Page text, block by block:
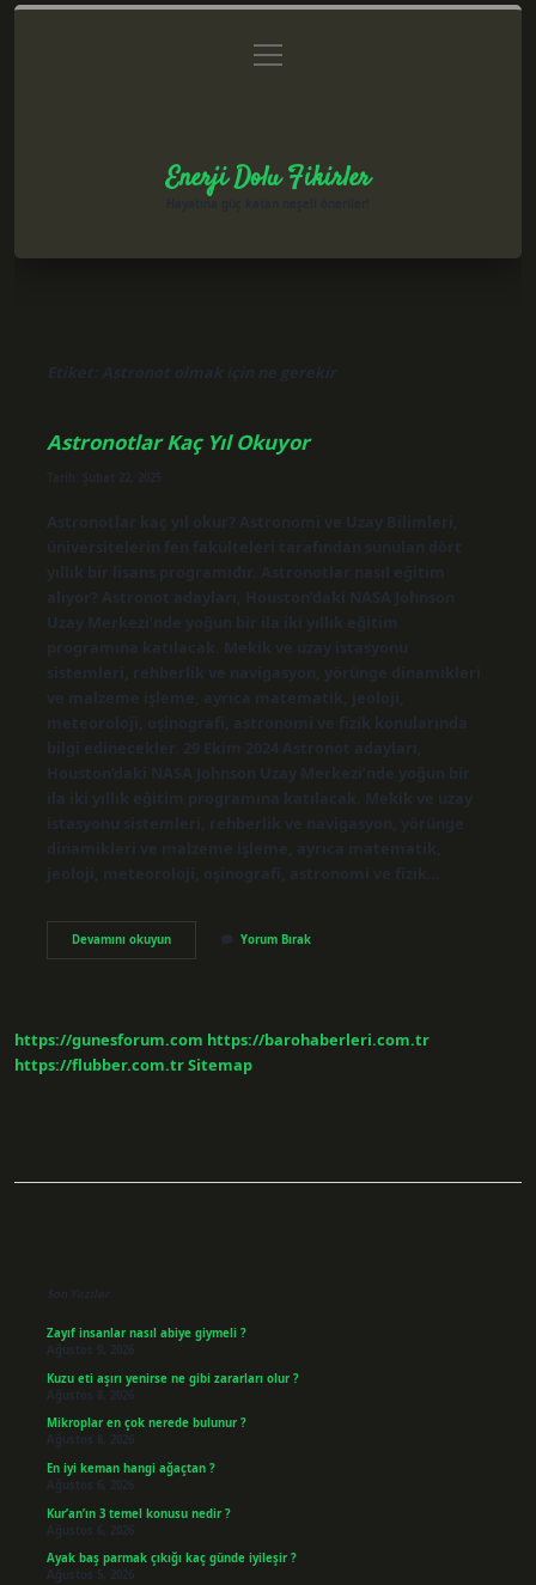
Gizlilik Politikası
menüyü
aç
Enerji Dolu Fikirler
Etiket: Astronot olmak için ne gerekir
Astronotlar Kaç Yıl Okuyor
Tarih: Şubat 22, 2025
Astronotlar kaç yıl okur? Astronomi ve Uzay Bilimleri,
üniversitelerin fen fakülteleri tarafından sunulan dört
yıllık bir lisans programıdır. Astronotlar nasıl eğitim
alıyor? Astronot adayları, Houston’daki NASA Johnson
Uzay Merkezi’nde yoğun bir ila iki yıllık eğitim
programına katılacak. Mekik ve uzay istasyonu
sistemleri, rehberlik ve navigasyon, yörünge dinamikleri
ve malzeme işleme, ayrıca matematik, jeoloji,
meteoroloji, oşinografi, astronomi ve fizik konularında
bilgi edinecekler. 29 Ekim 2024 Astronot adayları,
Houston’daki NASA Johnson Uzay Merkezi’nde yoğun bir
ila iki yıllık eğitim programına katılacak. Mekik ve uzay
istasyonu sistemleri, rehberlik ve navigasyon, yörünge
dinamikleri ve malzeme işleme, ayrıca matematik,
jeoloji, meteoroloji, oşinografi, astronomi ve fizik…
Devamını okuyunAstronotlar
Kaç
Yorum Bırak
https://gunesforum.com https://barohaberleri.com.tr
https://flubber.com.trSitemap
Son Yazılar
Zayıf insanlar nasıl abiye giymeli ?
Ağustos 9, 2026
Kuzu eti aşırı yenirse ne gibi zararları olur ?
Ağustos 8, 2026
Mikroplar en çok nerede bulunur ?
Ağustos 8, 2026
En iyi keman hangi ağaçtan ?
Ağustos 6, 2026
Kur’an’ın 3 temel konusu nedir ?
Ağustos 6, 2026
Ayak baş parmak çıkığı kaç günde iyileşir ?
Ağustos 5, 2026